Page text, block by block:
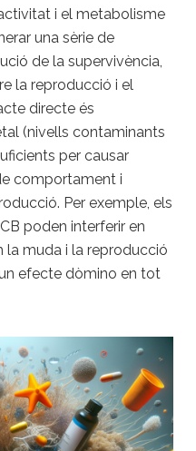
i el metabolisme
una sèrie de
de la supervivència,
la reproducció i el
directe és
(nivells contaminants
per causar
comportament i
Per exemple, els
poden interferir en
muda i la reproducció
efecte dòmino en tot